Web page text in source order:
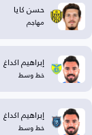
حسن كايا
مهاجم
إبراهيم اكداغ
خط وسط
إبراهيم اكداغ
خط وسط